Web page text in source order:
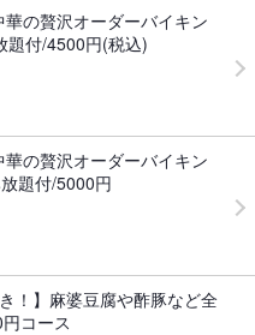
の贅沢オーダーバイキン
付/4500円(税込)
の贅沢オーダーバイキン
題付/5000円
！】麻婆豆腐や酢豚など全
コース